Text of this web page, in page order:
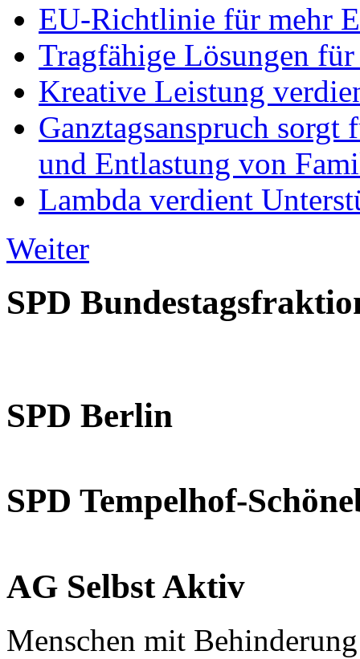
EU-Richtlinie für mehr
Tragfähige Lösungen
Kreative Leistung
Ganztagsanspruch
und Entlastung von
Lambda verdient
Weiter
SPD
SPD Berlin
SPD Tempelhof-
AG Selbst Aktiv
Menschen mit